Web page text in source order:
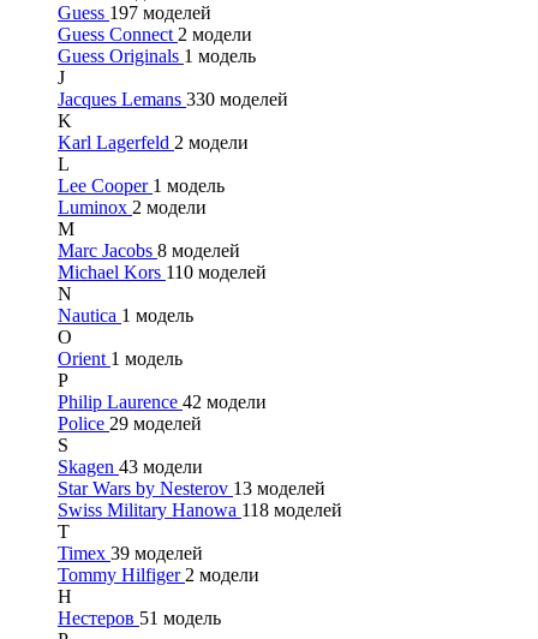
Guess 197 моделей
Guess Connect 2 модели
Guess Originals 1 модель
J
Jacques Lemans 330 моделей
K
Karl Lagerfeld 2 модели
L
Lee Cooper 1 модель
Luminox 2 модели
M
Marc Jacobs 8 моделей
Michael Kors 110 моделей
N
Nautica 1 модель
O
Orient 1 модель
P
Philip Laurence 42 модели
Police 29 моделей
S
Skagen 43 модели
Star Wars by Nesterov 13 моделей
Swiss Military Hanowa 118 моделей
T
Timex 39 моделей
Tommy Hilfiger 2 модели
Н
Нестеров 51 модель